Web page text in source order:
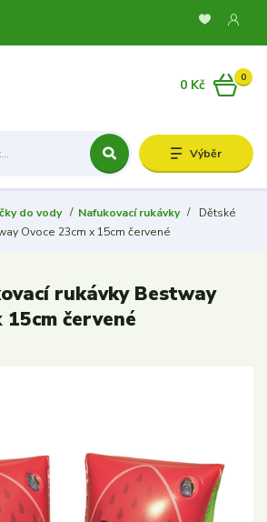
Výběr
0
0 Kč
do vody Nafukovací rukávky
Dětské
Ovoce 23cm x 15cm červené
rukávky Bestway
15cm červené